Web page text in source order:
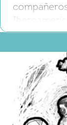
fueran
por un
entonces